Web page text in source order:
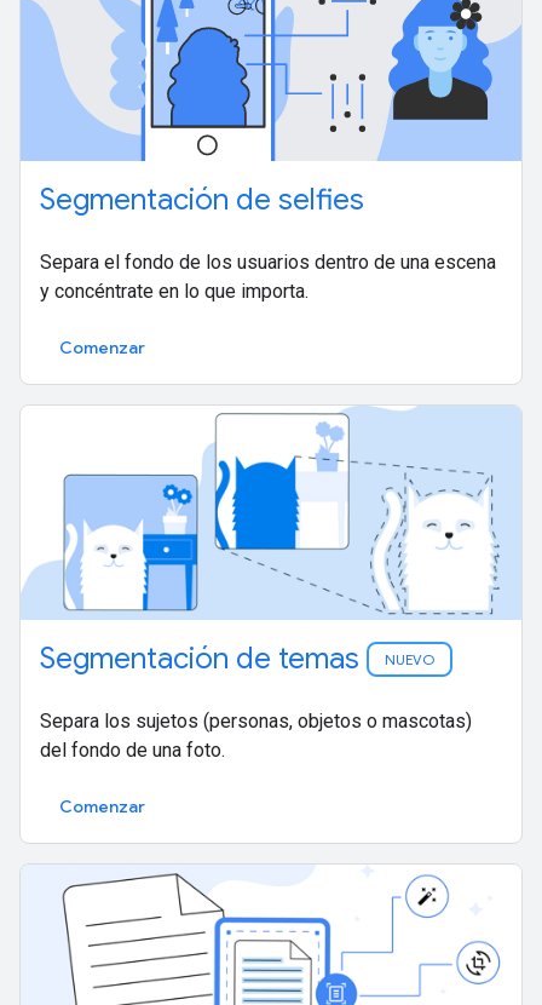
Segmentación de selfies
Separa el fondo de los usuarios dentro de una escena
y concéntrate en lo que importa.
Comenzar
Segmentación de temas NUEVO
Separa los sujetos (personas, objetos o mascotas)
del fondo de una foto.
Comenzar